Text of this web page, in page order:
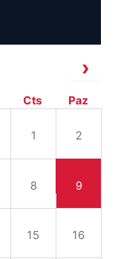
Cts Paz
1 2
8 9
15 16